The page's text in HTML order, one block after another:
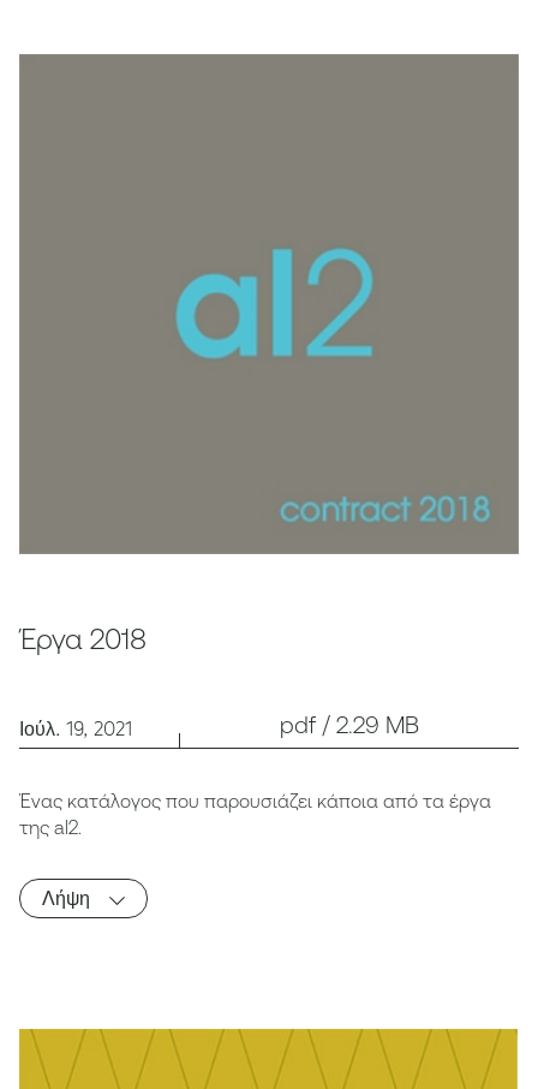
Έργα 2018
Ιούλ. 19, 2021 pdf / 2.29 MB
Ένας κατάλογος που παρουσιάζει κάποια από τα έργα
της al2.
Λήψη